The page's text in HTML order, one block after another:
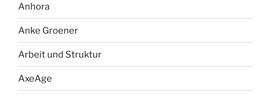
Anhora
Anke Groener
Arbeit und Struktur
AxeAge